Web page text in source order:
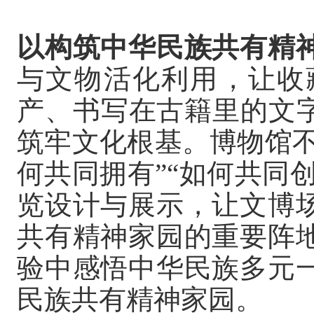
以构筑中华民族共有精
与文物活化利用，让
产、书写在古籍里的文
筑牢文化根基。博物馆
何共同拥有”“如何共同
览设计与展示，让文博
共有精神家园的重要阵
验中感悟中华民族多元
民族共有精神家园。